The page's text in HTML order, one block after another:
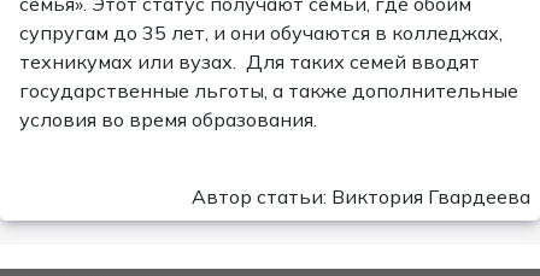
супругам до 35 лет, и они обучаются в колледжах,
техникумах или вузах. Для таких семей вводят
государственные льготы, а также дополнительные
условия во время образования.
Автор статьи: Виктория Гвардеева